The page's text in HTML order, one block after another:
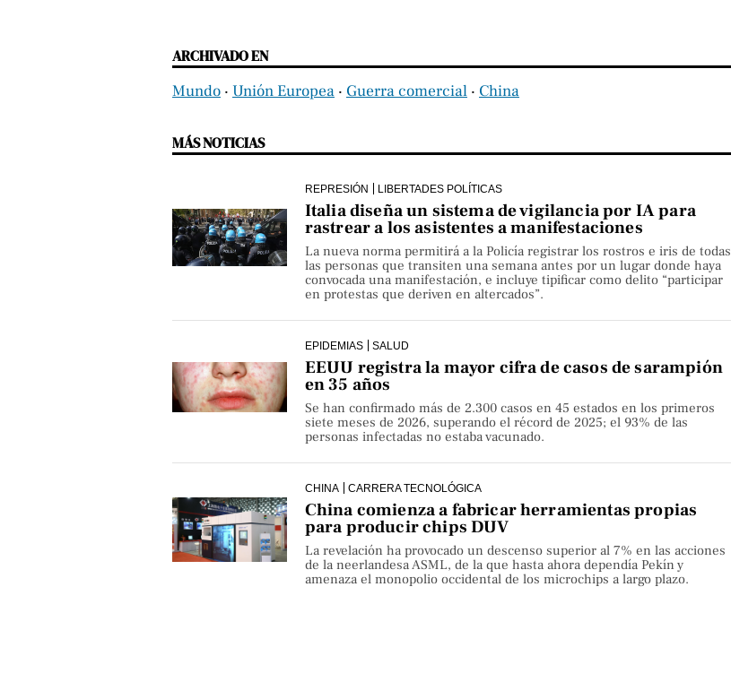
ARCHIVADO EN
Mundo ‧ Unión Europea ‧ Guerra comercial ‧ China
MÁS NOTICIAS
REPRESIÓN LIBERTADES POLÍTICAS
Italia diseña un sistema de vigilancia por IA para
rastrear a los asistentes a manifestaciones
La nueva norma permitirá a la Policía registrar los rostros e iris de todas
las personas que transiten una semana antes por un lugar donde haya
convocada una manifestación, e incluye tipificar como delito “participar
en protestas que deriven en altercados”.
EPIDEMIAS SALUD
EEUU registra la mayor cifra de casos de sarampión
en 35 años
Se han confirmado más de 2.300 casos en 45 estados en los primeros
siete meses de 2026, superando el récord de 2025; el 93% de las
personas infectadas no estaba vacunado.
CHINA CARRERA TECNOLÓGICA
China comienza a fabricar herramientas propias
para producir chips DUV
La revelación ha provocado un descenso superior al 7% en las acciones
de la neerlandesa ASML, de la que hasta ahora dependía Pekín y
amenaza el monopolio occidental de los microchips a largo plazo.